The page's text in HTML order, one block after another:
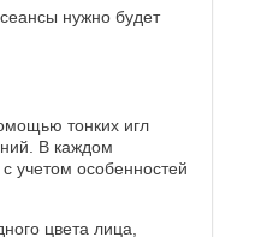
нужно будет
тонких игл
В каждом
учетом особенностей
цвета лица,